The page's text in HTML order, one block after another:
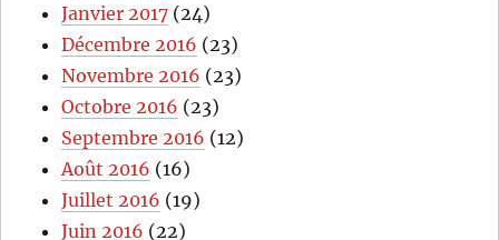
Janvier 2017 (24)
Décembre 2016 (23)
Novembre 2016 (23)
Octobre 2016 (23)
Septembre 2016 (12)
Août 2016 (16)
Juillet 2016 (19)
Juin 2016 (22)